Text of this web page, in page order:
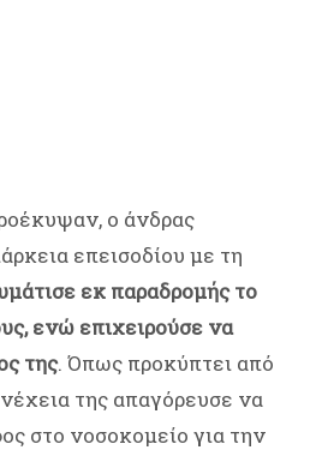
ο άνδρας
επεισοδίου με τη
εκ παραδρομής το
ενώ επιχειρούσε να
της. Όπως προκύπτει από
της απαγόρευσε να
στο νοσοκομείο για την